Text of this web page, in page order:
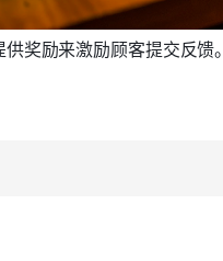
奖励来激励顾客提交反